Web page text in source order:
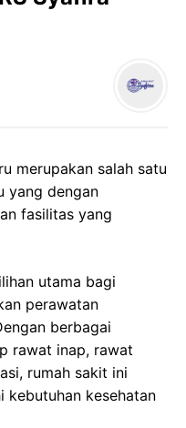
merupakan salah satu
yang dengan
fasilitas yang
utama bagi
perawatan
berbagai
rawat inap, rawat
rumah sakit ini
kebutuhan kesehatan